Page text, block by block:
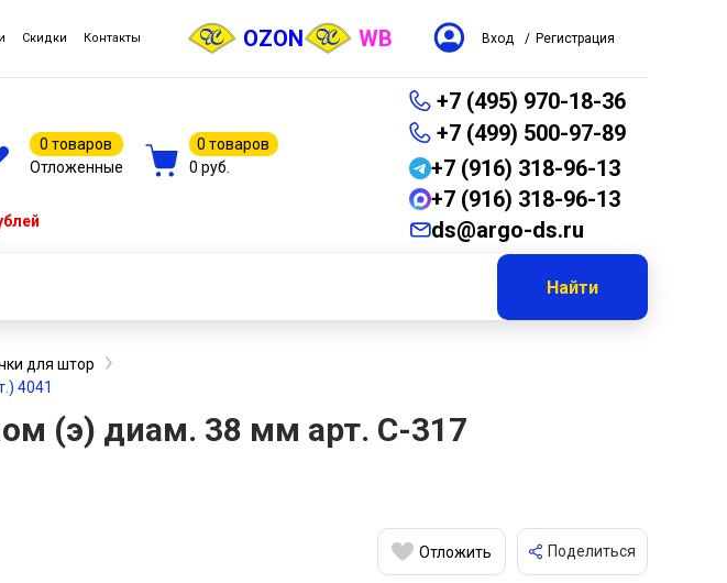
Скидки Контакты OZON WB Вход / Регистрация
0 товаров
Отложенные
0 товаров
0 руб.
+7 (495) 970-18-36
+7 (499) 500-97-89
+7 (916) 318-96-13
+7 (916) 318-96-13
ds@argo-ds.ru
Найти
для штор
4041
(э) диам. 38 мм арт. С-317
Отложить Поделиться